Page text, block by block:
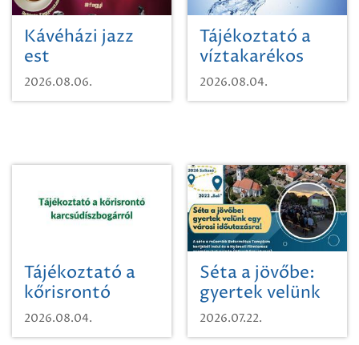
Kávéházi jazz
est
2026.08.06.
Tájékoztató a
víztakarékos
vízhasználatról
2026.08.04.
Tájékoztató a
kőrisrontó
karcsúdíszbogárról
2026.08.04.
Séta a jövőbe:
gyertek velünk
egy városi
időutazásra!
2026.07.22.